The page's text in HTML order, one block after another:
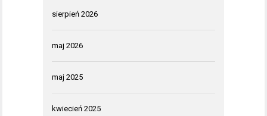
sierpień 2026
maj 2026
maj 2025
kwiecień 2025